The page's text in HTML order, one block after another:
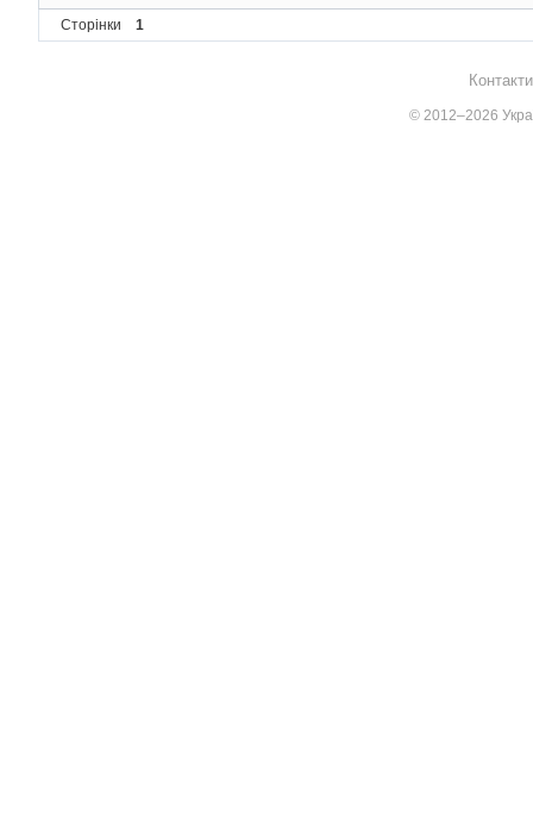
Сторінки 1
© 2012–2026